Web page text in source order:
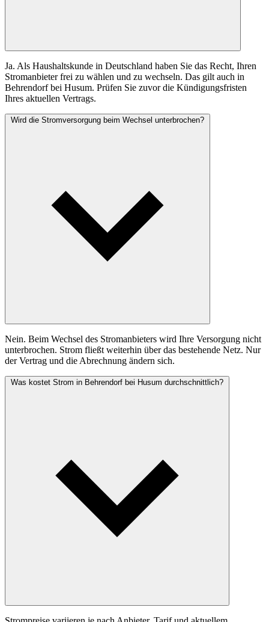
Ja. Als Haushaltskunde in Deutschland haben Sie das Recht, Ihren
Stromanbieter frei zu wählen und zu wechseln. Das gilt auch in
Behrendorf bei Husum. Prüfen Sie zuvor die Kündigungsfristen
Ihres aktuellen Vertrags.
Wird die Stromversorgung beim Wechsel unterbrochen?
Nein. Beim Wechsel des Stromanbieters wird Ihre Versorgung nicht
unterbrochen. Strom fließt weiterhin über das bestehende Netz. Nur
der Vertrag und die Abrechnung ändern sich.
Was kostet Strom in Behrendorf bei Husum durchschnittlich?